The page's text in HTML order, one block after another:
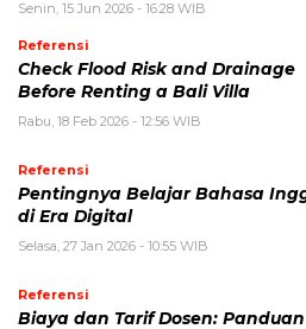
Senin, 15 Jun 2026 - 16:28 WIB
Referensi
Check Flood Risk and Drainage
Before Renting a Bali Villa
Rabu, 18 Feb 2026 - 12:56 WIB
Referensi
Pentingnya Belajar Bahasa
di Era Digital
Selasa, 27 Jan 2026 - 10:55 WIB
Referensi
Biaya dan Tarif Dosen: